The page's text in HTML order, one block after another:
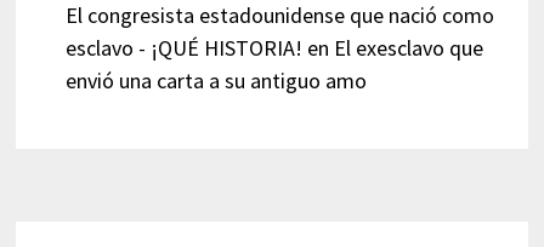
El congresista estadounidense que nació como
esclavo - ¡QUÉ HISTORIA! en El exesclavo que
envió una carta a su antiguo amo